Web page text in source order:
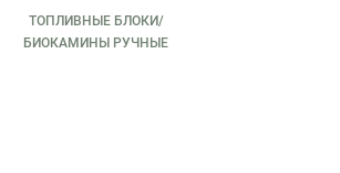
ТОПЛИВНЫЕ БЛОКИ/
БИОКАМИНЫ РУЧНЫЕ